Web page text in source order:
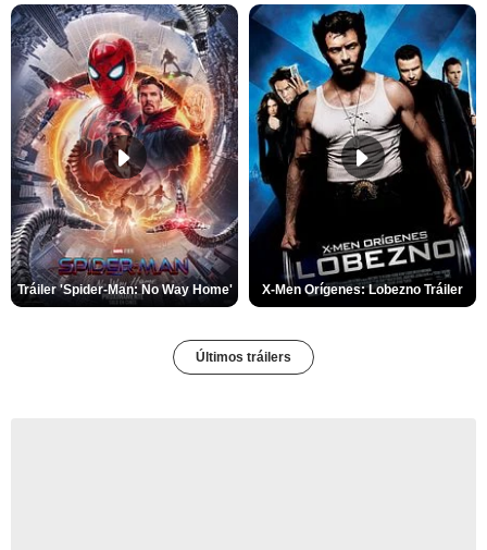
Tráiler 'Spider-Man: No Way Home' X-Men Orígenes: Lobezno Tráiler
Últimos tráilers